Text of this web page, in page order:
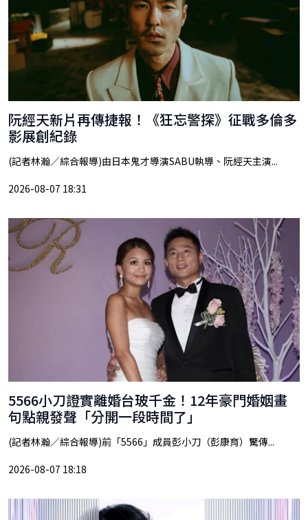
阮經天新片再傳捷報！《狂忘警探》征戰多倫多
影展創紀錄
(記者林瀚／綜合報導)由日本鬼才導演SABU執導、阮經天主演...
2026-08-07 18:31
5566小刀證實離婚台玻千金！12年豪門婚姻畫
句點親發聲「分開一段時間了」
(記者林瀚／綜合報導)前「5566」成員彭小刀（彭康育）驚傳...
2026-08-07 18:18